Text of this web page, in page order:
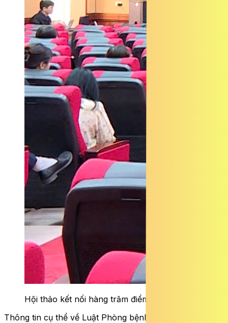
Hội thảo kết nối hàng trăm điểm cầu tham gia.
Thông tin cụ thể về Luật Phòng bệnh (năm 2025),TS.BS